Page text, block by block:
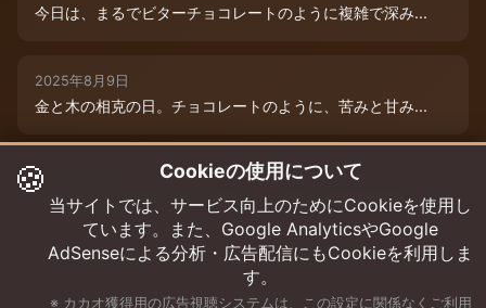
今日は、まるでビターチョコレートのように複雑で深み...
2025年8月9日
金と木の相克の日。チョコレートのように、苦みと甘み...
2025年8月12日
本日は、木のエネルギーが重なり、成長と可能性の扉が...
🍪 Cookieの使用について
当サイトでは、サービス向上のためにCookieを使用し
ています。また、Google AnalyticsやGoogle
AdSenseによる分析・広告配信にもCookieを利用しま
す。
※ カカオ獲得用の広告視聴システムは、この設定に関係なくご利用